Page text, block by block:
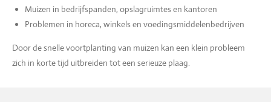
Muizen in bedrijfspanden, opslagruimtes en kantoren
Problemen in horeca, winkels en voedingsmiddelenbedrijven
Door de snelle voortplanting van muizen kan een klein probleem
zich in korte tijd uitbreiden tot een serieuze plaag.